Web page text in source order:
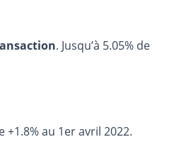
. Jusqu’à 5.05% de
au 1er avril 2022.